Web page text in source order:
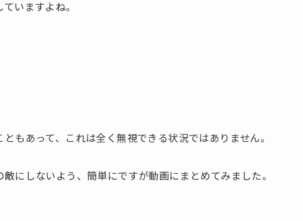
いますよね。
もあって、これは全く無視できる状況ではありません。
にしないよう、簡単にですが動画にまとめてみました。